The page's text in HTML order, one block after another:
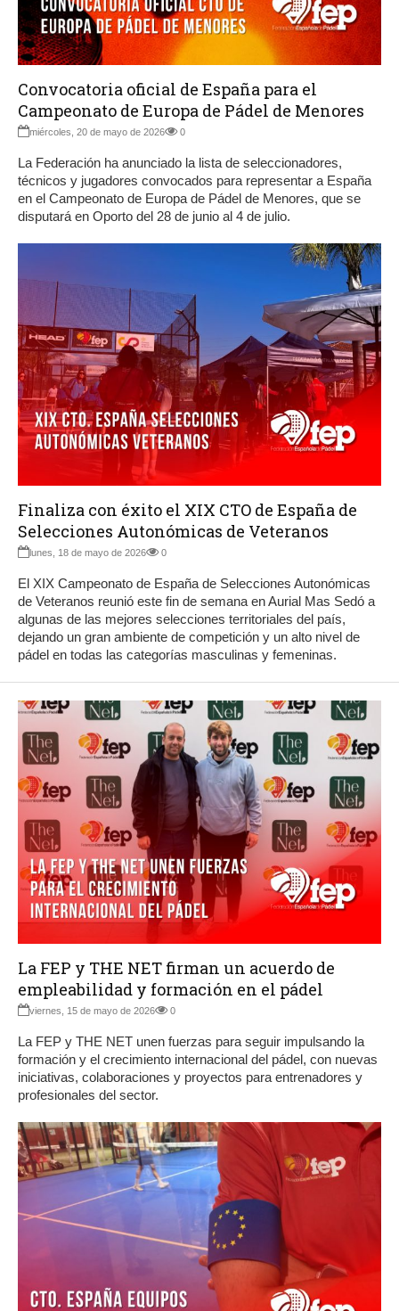
Convocatoria oficial de España para el
Campeonato de Europa de Pádel de Menores
miércoles, 20 de mayo de 2026 0
La Federación ha anunciado la lista de seleccionadores,
técnicos y jugadores convocados para representar a España
en el Campeonato de Europa de Pádel de Menores, que se
disputará en Oporto del 28 de junio al 4 de julio.
Finaliza con éxito el XIX CTO de España de
Selecciones Autonómicas de Veteranos
lunes, 18 de mayo de 2026 0
El XIX Campeonato de España de Selecciones Autonómicas
de Veteranos reunió este fin de semana en Aurial Mas Sedó a
algunas de las mejores selecciones territoriales del país,
dejando un gran ambiente de competición y un alto nivel de
pádel en todas las categorías masculinas y femeninas.
La FEP y THE NET firman un acuerdo de
empleabilidad y formación en el pádel
viernes, 15 de mayo de 2026 0
La FEP y THE NET unen fuerzas para seguir impulsando la
formación y el crecimiento internacional del pádel, con nuevas
iniciativas, colaboraciones y proyectos para entrenadores y
profesionales del sector.